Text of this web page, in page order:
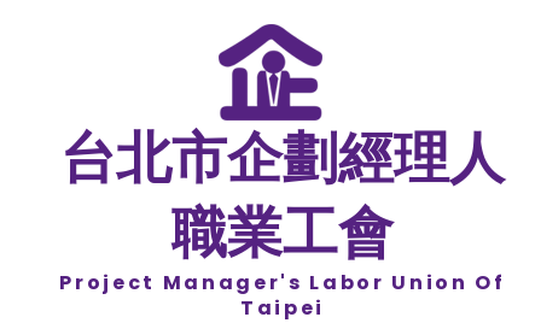
台北市企劃經理人
職業工會
Project Manager's Labor Union Of
Taipei